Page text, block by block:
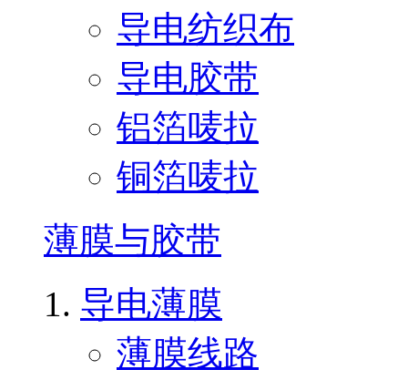
导电纺织布
导电胶带
铝箔唛拉
铜箔唛拉
薄膜与胶带
导电薄膜
薄膜线路